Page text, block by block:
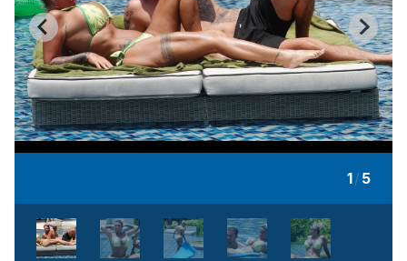
1/ 5